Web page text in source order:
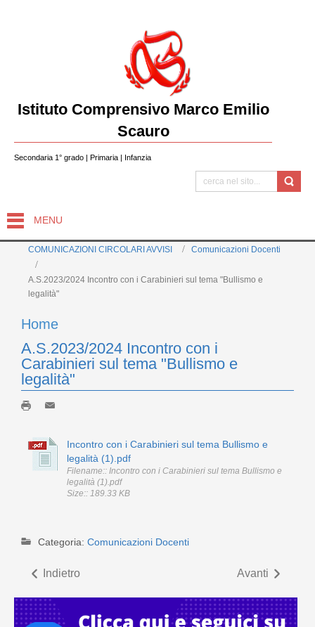
Istituto Comprensivo Marco Emilio
Scauro
Secondaria 1° grado | Primaria | Infanzia
MENU
COMUNICAZIONI CIRCOLARI AVVISI Comunicazioni Docenti
A.S.2023/2024 Incontro con i Carabinieri sul tema "Bullismo e
legalità"
Home
A.S.2023/2024 Incontro con i
Carabinieri sul tema "Bullismo e
legalità"
Incontro con i Carabinieri sul tema Bullismo e
legalità (1).pdf
Filename:: Incontro con i Carabinieri sul tema Bullismo e
legalità (1).pdf
Size:: 189.33 KB
Categoria: Comunicazioni Docenti
Indietro Avanti